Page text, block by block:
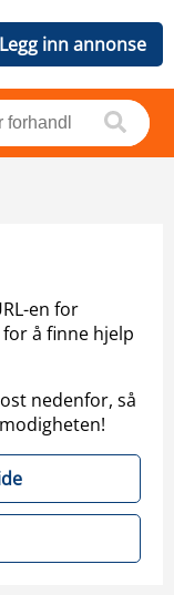
Legg inn annonse
en for
å finne hjelp
nedenfor, så